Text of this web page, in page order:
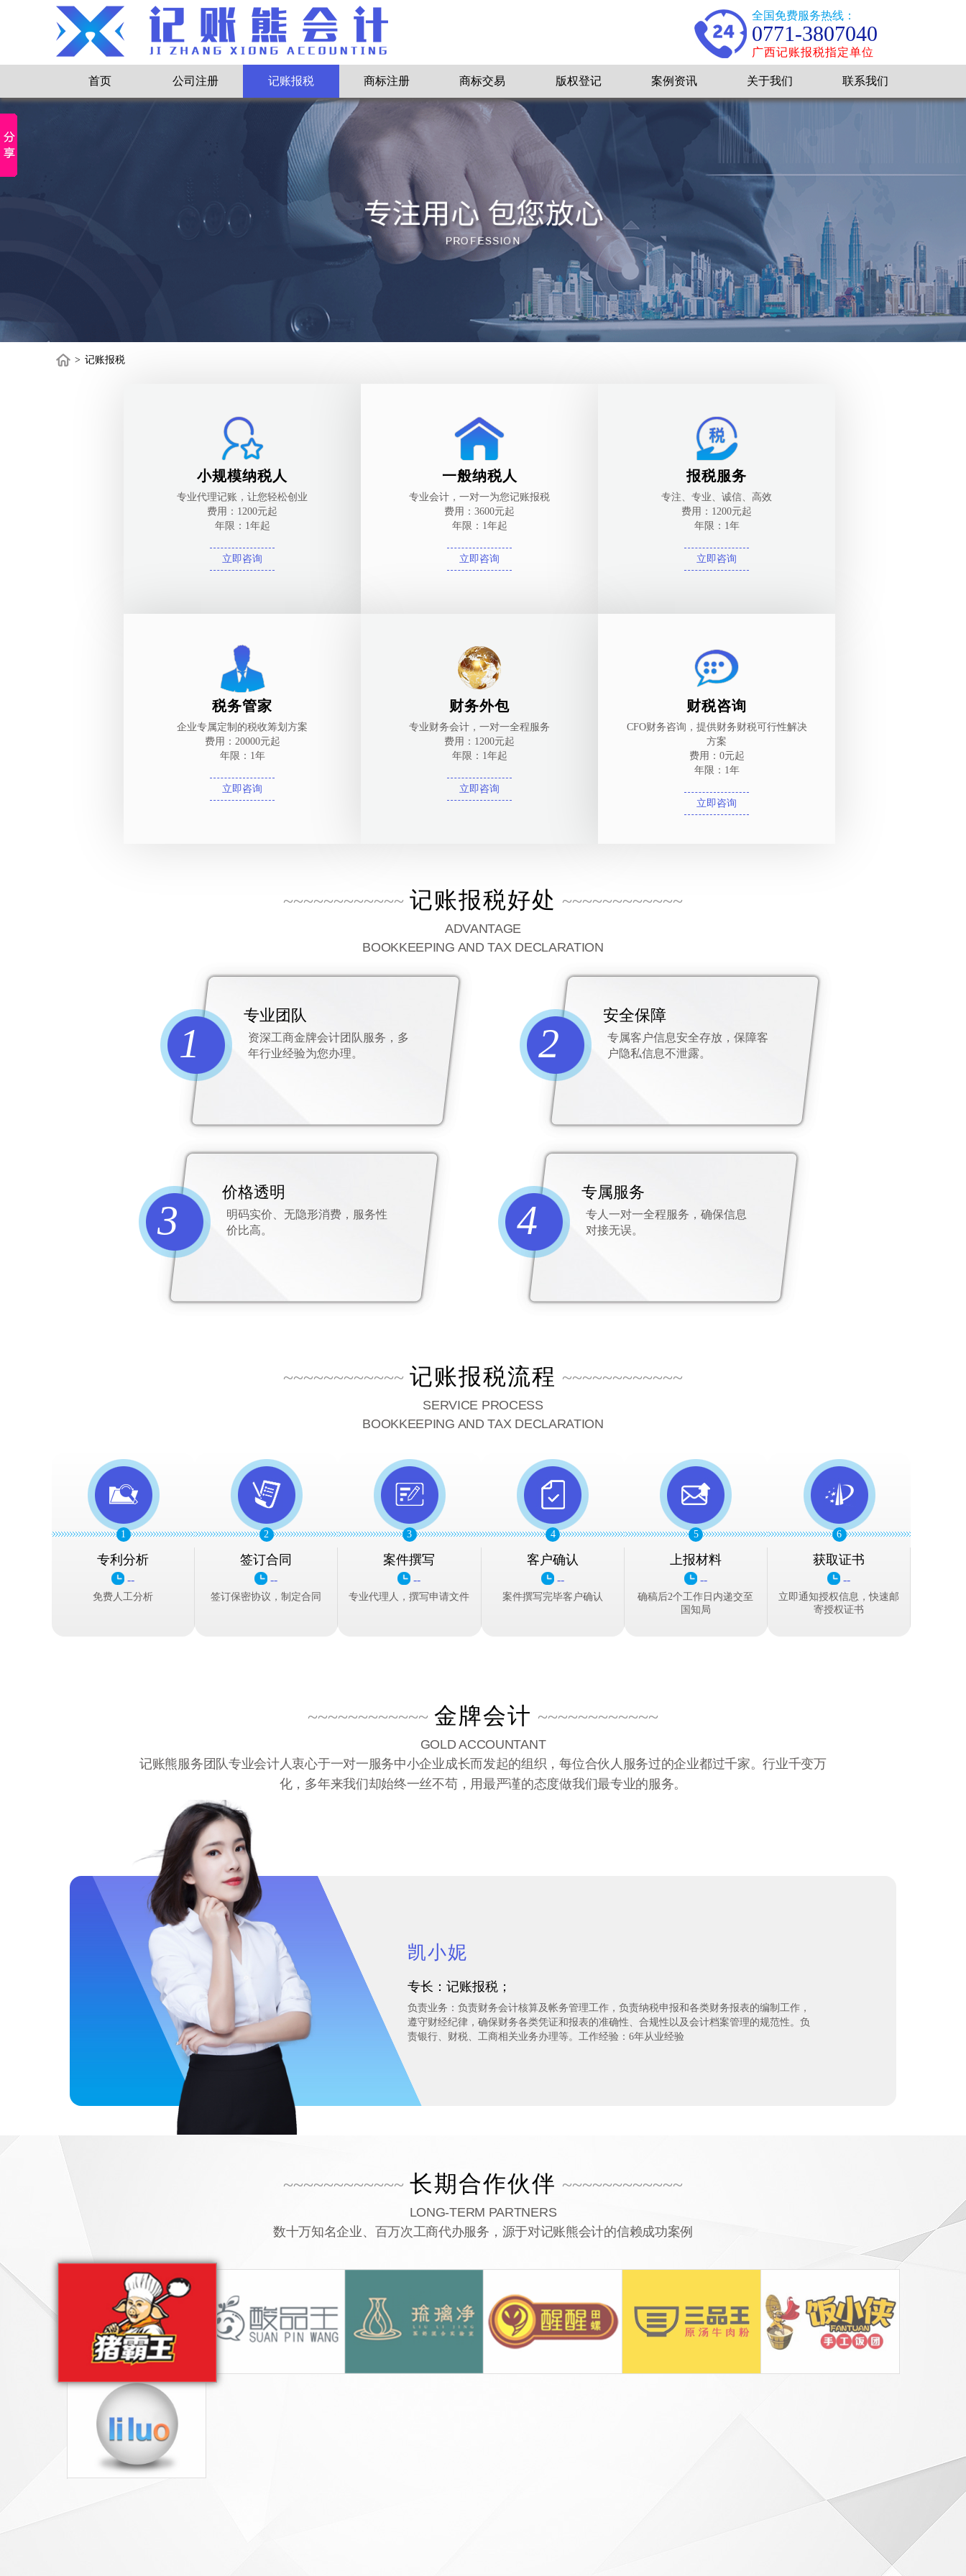
全国免费服务热线：
0771-3807040
广西记账报税指定单位
首页 公司注册 记账报税 商标注册 商标交易 版权登记 案例资讯 关于我们 联系我们
> 记账报税
小规模纳税人
专业代理记账，让您轻松创业
费用：1200元起
年限：1年起
立即咨询
一般纳税人
专业会计，一对一为您记账报税
费用：3600元起
年限：1年起
立即咨询
报税服务
专注、专业、诚信、高效
费用：1200元起
年限：1年
立即咨询
税务管家
企业专属定制的税收筹划方案
费用：20000元起
年限：1年
立即咨询
财务外包
专业财务会计，一对一全程服务
费用：1200元起
年限：1年起
立即咨询
财税咨询
CFO财务咨询，提供财务财税可行性解决
方案
费用：0元起
年限：1年
立即咨询
~~~~~~~~~~~~ 记账报税好处 ~~~~~~~~~~~~
ADVANTAGE
BOOKKEEPING AND TAX DECLARATION
1
专业团队
资深工商金牌会计团队服务，多
年行业经验为您办理。
2
安全保障
专属客户信息安全存放，保障客
户隐私信息不泄露。
3
价格透明
明码实价、无隐形消费，服务性
价比高。
4
专属服务
专人一对一全程服务，确保信息
对接无误。
~~~~~~~~~~~~ 记账报税流程 ~~~~~~~~~~~~
SERVICE PROCESS
BOOKKEEPING AND TAX DECLARATION
1
专利分析
--
免费人工分析
2
签订合同
--
签订保密协议，制定合同
3
案件撰写
--
专业代理人，撰写申请文件
4
客户确认
--
案件撰写完毕客户确认
5
上报材料
--
确稿后2个工作日内递交至
国知局
6
获取证书
--
立即通知授权信息，快速邮
寄授权证书
~~~~~~~~~~~~ 金牌会计 ~~~~~~~~~~~~
GOLD ACCOUNTANT
记账熊服务团队专业会计人衷心于一对一服务中小企业成长而发起的组织，每位合伙人服务过的企业都过千家。行业千变万
化，多年来我们却始终一丝不苟，用最严谨的态度做我们最专业的服务。
凯小妮
专长： 记账报税；
负责业务：负责财务会计核算及帐务管理工作，负责纳税申报和各类财务报表的编制工作，
遵守财经纪律，确保财务各类凭证和报表的准确性、合规性以及会计档案管理的规范性。负
责银行、财税、工商相关业务办理等。工作经验：6年从业经验
~~~~~~~~~~~~ 长期合作伙伴 ~~~~~~~~~~~~
LONG-TERM PARTNERS
数十万知名企业、百万次工商代办服务，源于对记账熊会计的信赖成功案例